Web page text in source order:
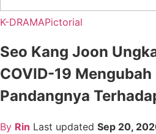
K-DRAMAPictorial
Seo Kang Joon
COVID-19 Mengubah
Pandangnya
By Rin Last updated Sep 20,